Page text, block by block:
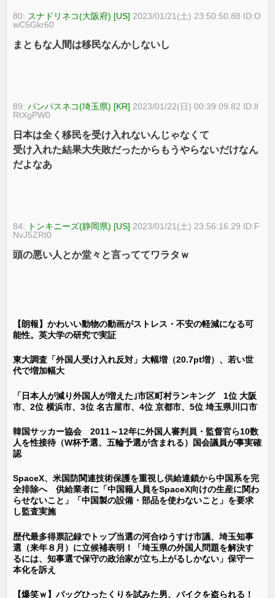
80: スナドリネコ(大阪府) [US] 2023/01/21(土) 23:50:50.88 ID:O
wC5Gkr60
まともな人間は移民なんかしないし
89:パンパスネコ(埼玉県) [KR] 2023/01/22(日) 00:39:09.82 ID:lI
RtXgPW0
日本は全く移民を受け入れないんじゃなくて
受け入れた結果大失敗だったからもうやらないだけなん
だよなあ
84: トンキニーズ(静岡県) [US] 2023/01/21(土) 23:56:16.29 ID:F
NvJ5ZRt0
頭の悪い人とか堂々と言っててワラタｗ
【朗報】かわいい動物の動画がストレス・不安の軽減になる可
能性。英大学の研究で実証
東大調査「外国人受け入れ反対」大幅増（20.7pt増）、若い世
代で増加幅大
「日本人が減り外国人が増えた｣市区町村ランキング 1位 大阪
市、2位 横浜市、3位 名古屋市、4位 京都市、5位 埼玉県川口市
韓国サッカー協会 2011～12年に外国人審判員・監督官ら10数
人を性接待（W杯予選、五輪予選が含まれる）国会議員が事実確
認
SpaceX、米国防関連技術保護を重視し供給連鎖から中国系を完
全排除へ 供給業者に「中国籍人員をSpaceX向けの生産に関わ
らせないこと」「中国製の設備・部品を使わないこと」を要求
し監査実施
歴代最多得票記録でトップ当選の河合ゆうすけ市議、埼玉知事
選（来年８月）に立候補表明！「埼玉県の外国人問題を解決す
るには、知事選で保守の政治家が立ち上がるしかない」保守一
本化を訴え
【爆笑ｗ】バッグひったくりを試みた男、バイクを盗られる！